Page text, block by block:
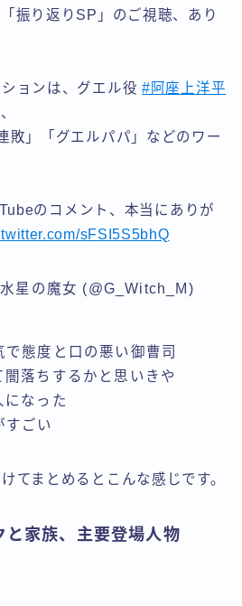
振り返りSP」のご視聴、あり
ョンは、グエル役#阿座上洋平
敗」「グエルパパ」などのワー
のコメント、本当にありが
sFSI5S5bhQ
星の魔女 (@G_Witch_M)
態度と口の悪い御曹司
落ちするかと思いきや
になった
すごい
てまとめるとこんな感じです。
と家族、主要登場人物